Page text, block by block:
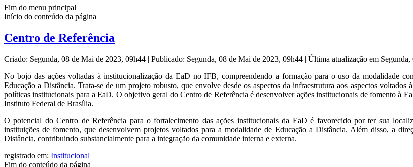
Fim do menu principal
Início do conteúdo da página
Centro de Referência
Criado: Segunda, 08 de Mai de 2023, 09h44 | Publicado: Segunda, 08 de Mai de 2023, 09h44 | Última atualização em
No bojo das ações voltadas à institucionalização da EaD no IFB, compreendendo a formação para o uso da modalidade
Educação a Distância. Trata-se de um projeto robusto, que envolve desde os aspectos da infraestrutura aos aspectos
políticas institucionais para a EaD. O objetivo geral do Centro de Referência é desenvolver ações institucionais de fomento à
Instituto Federal de Brasília.
O potencial do Centro de Referência para o fortalecimento das ações institucionais da EaD é favorecido por ter sua
instituições de fomento, que desenvolvem projetos voltados para a modalidade de Educação a Distância. Além disso, a
Distância, contribuindo substancialmente para a integração da comunidade interna e externa.
registrado em: Institucional
Fim do conteúdo da página